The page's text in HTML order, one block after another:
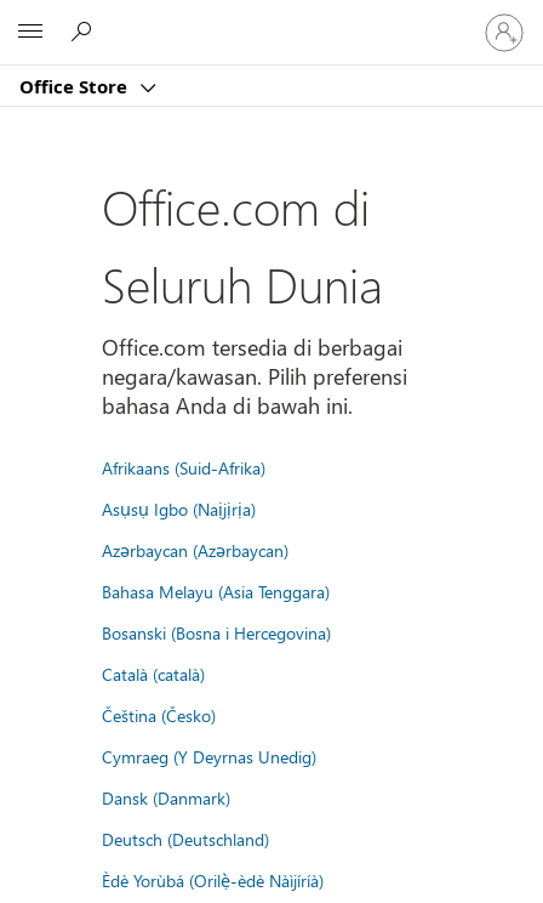
Office Store
Masuk
ke
akun
Office.com di
Seluruh Dunia
Office.com tersedia di berbagai
negara/kawasan. Pilih preferensi
bahasa Anda di bawah ini.
Afrikaans (Suid-Afrika)
Asụsụ Igbo (Naịjịrịa)
Azərbaycan (Azərbaycan)
Bahasa Melayu (Asia Tenggara)
Bosanski (Bosna i Hercegovina)
Català (català)
Čeština (Česko)
Cymraeg (Y Deyrnas Unedig)
Dansk (Danmark)
Deutsch (Deutschland)
Èdè Yorùbá (Orilẹ̀-èdè Nàìjíríà)